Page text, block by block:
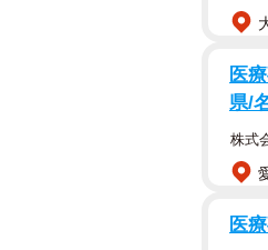
「ツー
こん
悲しく
でも、
バイク
医
県/
株式
医